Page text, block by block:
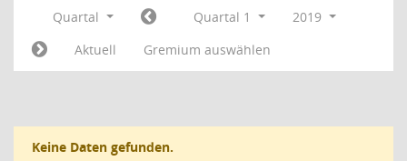
Quartal Quartal 1
2019
Aktuell
Gremium auswählen
Keine Daten gefunden.